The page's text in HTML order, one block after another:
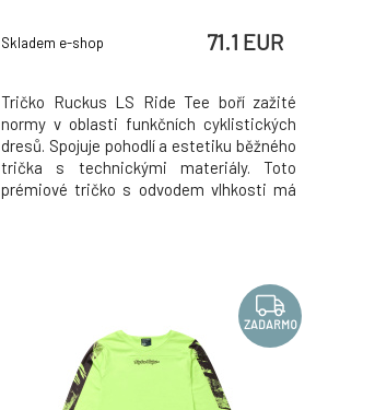
(37188200)
Skladem e-shop 71.1 EUR
Tričko Ruckus LS Ride Tee boří zažité
normy v oblasti funkčních cyklistických
dresů. Spojuje pohodlí a estetiku běžného
trička s technickými materiály. Toto
prémiové tričko s odvodem vlhkosti má
ZADARMO